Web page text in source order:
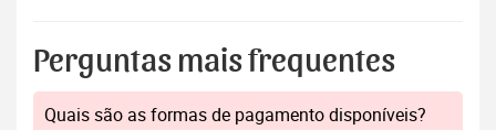
Perguntas mais frequentes
Quais são as formas de pagamento disponíveis?